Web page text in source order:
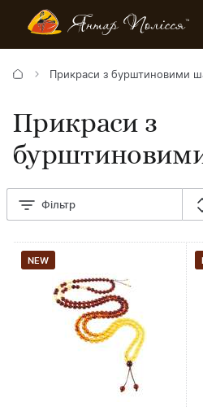
Прикраси з бурштиновими
Прикраси з
Фільтр
NEW